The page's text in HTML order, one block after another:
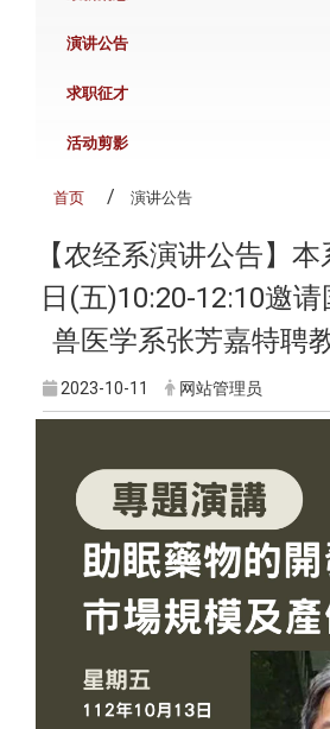
演讲公告
求职征才
活动剪影
首页 演讲公告
【农经系演讲公告】
日(五)10:20-12:10邀
兽医学系张芳嘉特聘
2023-10-11 网站管理员